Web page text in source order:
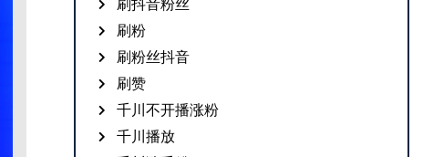
刷抖音粉丝
刷粉
刷粉丝抖音
刷赞
千川不开播涨粉
千川播放